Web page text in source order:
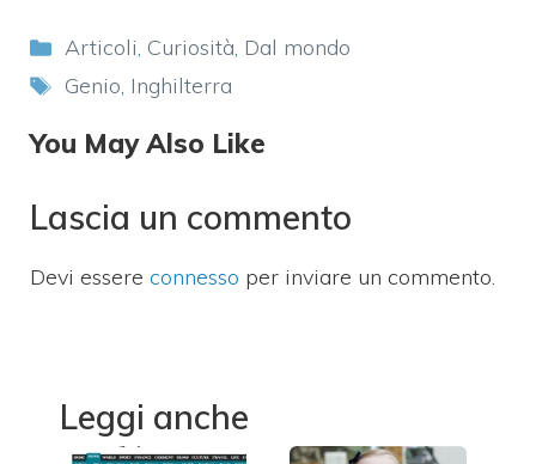
Categorie
Articoli, Curiosità, Dal mondo
Tag
Genio, Inghilterra
You May Also Like
Lascia un commento
Devi essere connesso per inviare un commento.
Leggi anche